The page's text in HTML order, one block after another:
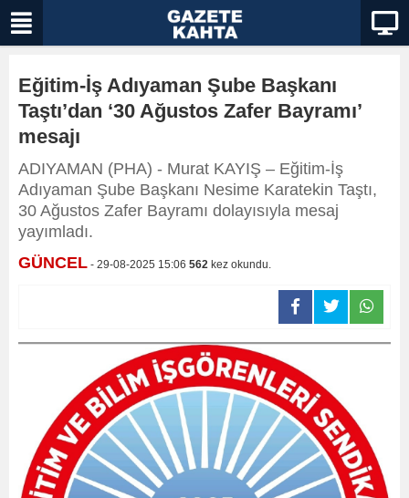
Eğitim-İş Adıyaman Şube Başkanı
Taştı’dan ‘30 Ağustos Zafer Bayramı’
mesajı
ADIYAMAN (PHA) - Murat KAYIŞ – Eğitim-İş
Adıyaman Şube Başkanı Nesime Karatekin Taştı,
30 Ağustos Zafer Bayramı dolayısıyla mesaj
yayımladı.
GÜNCEL - 29-08-2025 15:06 562 kez okundu.